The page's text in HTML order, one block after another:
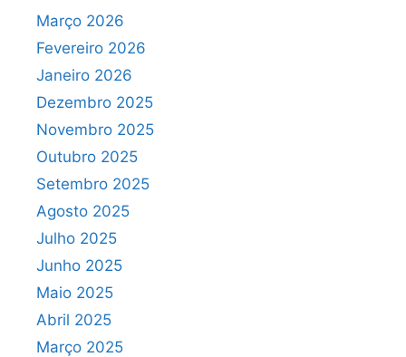
Março 2026
Fevereiro 2026
Janeiro 2026
Dezembro 2025
Novembro 2025
Outubro 2025
Setembro 2025
Agosto 2025
Julho 2025
Junho 2025
Maio 2025
Abril 2025
Março 2025